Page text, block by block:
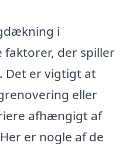
i
faktorer, der spiller
Det er vigtigt at
eller
afhængigt af
er nogle af de